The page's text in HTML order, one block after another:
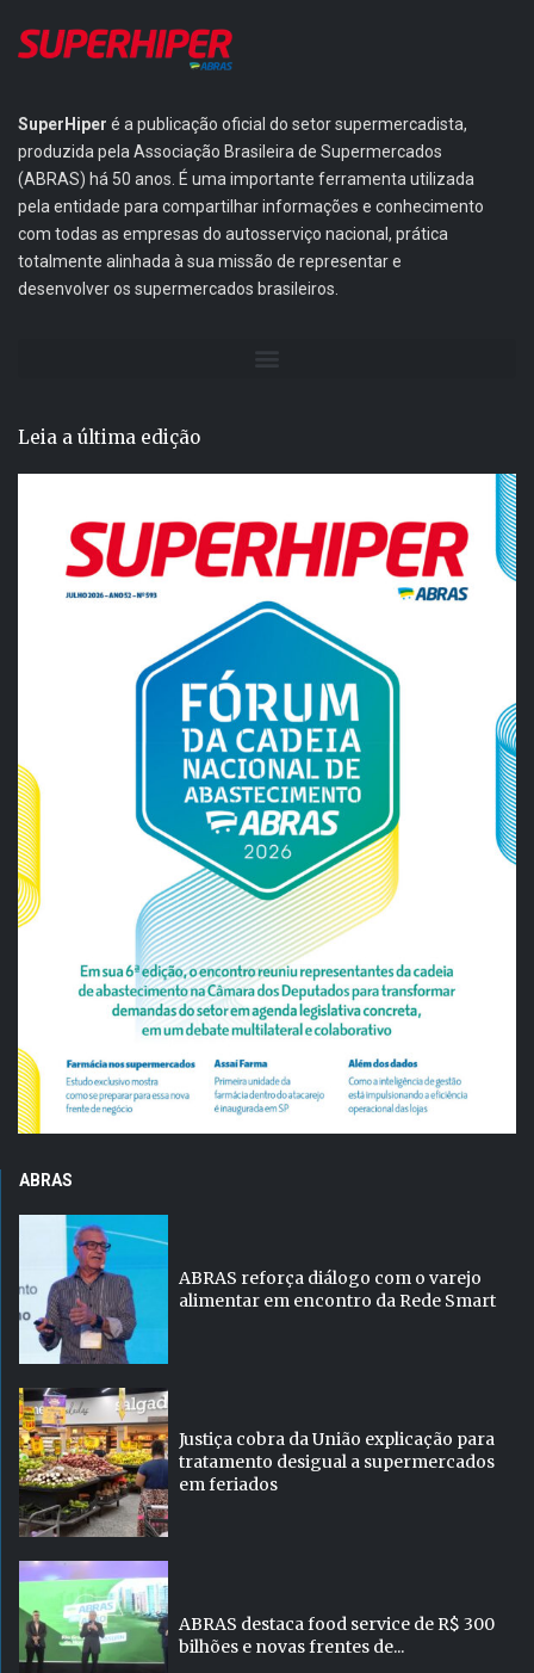
SuperHiper é a publicação oficial do setor supermercadista,
produzida pela Associação Brasileira de Supermercados
(ABRAS) há 50 anos. É uma importante ferramenta utilizada
pela entidade para compartilhar informações e conhecimento
com todas as empresas do autosserviço nacional, prática
totalmente alinhada à sua missão de representar e
desenvolver os supermercados brasileiros.
Leia a última edição
ABRAS
ABRAS reforça diálogo com o varejo
alimentar em encontro da Rede Smart
Justiça cobra da União explicação para
tratamento desigual a supermercados
em feriados
ABRAS destaca food service de R$ 300
bilhões e novas frentes de...